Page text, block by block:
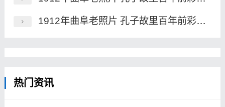
1912年曲阜老照片 孔子故里百年前彩色影像（下）
热门资讯